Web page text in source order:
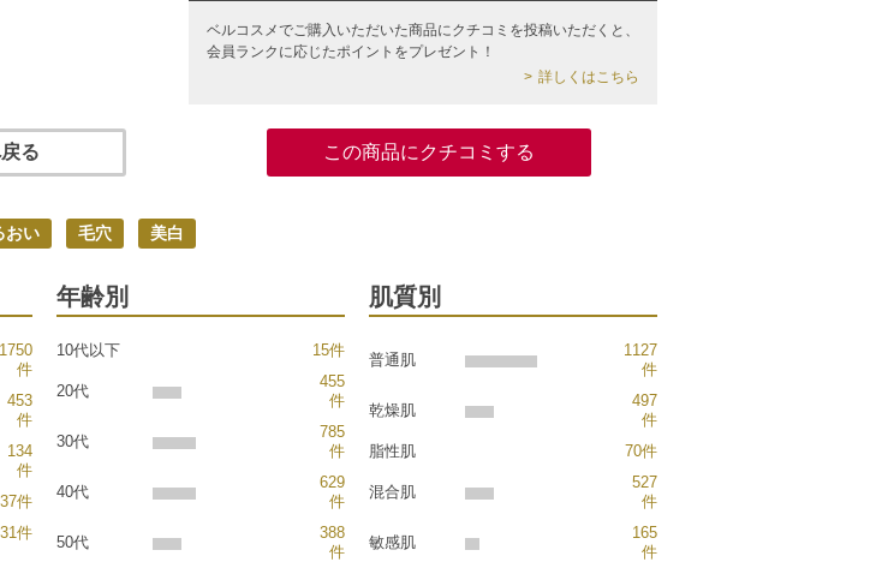
ベルコスメでご購入いただいた商品にクチコミを投稿いただくと、
会員ランクに応じたポイントをプレゼント！
詳しくはこちら
る この商品にクチコミする
おい 毛穴 美白
1750
件
453
件
134
件
37件
31件
年齢別
10代以下 15件
20代
455
件
30代
785
件
40代
629
件
50代
388
件
肌質別
普通肌
1127
件
乾燥肌
497
件
脂性肌
70件
混合肌
527
件
敏感肌
165
件